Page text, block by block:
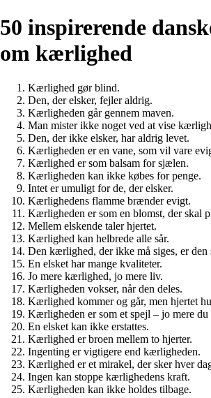
50 inspirerende
om kærlighed
Kærlighed gør blind.
Den, der elsker, fejler aldrig.
Kærligheden går gennem maven.
Man mister ikke noget ved at vise
Den, der ikke elsker, har aldrig levet.
Kærligheden er en vane, som vil vare
Kærlighed er som balsam for sjælen.
Kærligheden kan ikke købes for penge.
Intet er umuligt for de, der elsker.
Kærlighedens flamme brænder evigt.
Kærligheden er som en blomst, der skal
Mellem elskende taler hjertet.
Kærlighed kan helbrede alle sår.
Den kærlighed, der ikke må siges, er den
En elsket har mange kvaliteter.
Jo mere kærlighed, jo mere liv.
Kærligheden vokser, når den deles.
Kærlighed kommer og går, men hjertet
Kærligheden er som et spejl – jo mere
En elsket kan ikke erstattes.
Kærlighed er broen mellem to hjerter.
Ingenting er vigtigere end kærligheden.
Kærlighed er et mirakel, der sker hver
Ingen kan stoppe kærlighedens kraft.
Kærligheden kan ikke holdes tilbage.